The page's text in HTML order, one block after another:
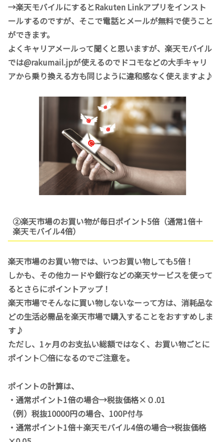
→楽天モバイルにするとRakuten Linkアプリをインスト
ールするのですが、そこで電話とメールが無料で使うこと
ができます。
よくキャリアメールって聞くと思いますが、楽天モバイル
では@rakumail.jpが使えるのでドコモなどの大手キャリ
アから乗り換える方も同じように違和感なく使えますよ♪
②楽天市場のお買い物が毎日ポイント5倍（通常1倍＋
楽天モバイル4倍）
楽天市場のお買い物では、いつお買い物しても5倍！
しかも、その他カードや銀行などの楽天サービスを使って
るとさらにポイントアップ！
楽天市場でそんなに買い物しないなーって方は、消耗品な
どの生活必需品を楽天市場で購入することをおすすめしま
す♪
ただし、1ヶ月のお支払い総額ではなく、お買い物ごとに
ポイント○倍になるのでご注意を。
ポイントの計算は、
・通常ポイント1倍の場合→税抜価格×０.01
（例）税抜10000円の場合、100P付与
・通常ポイント1倍＋楽天モバイル4倍の場合→税抜価格